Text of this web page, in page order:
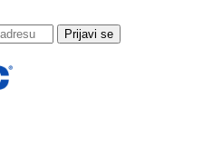
Prijavi se